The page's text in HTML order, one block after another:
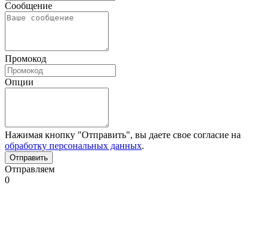
Сообщение
Промокод
Опции
Нажимая кнопку "Отправить", вы даете свое согласие на
обработку персональных данных.
Отправляем
0